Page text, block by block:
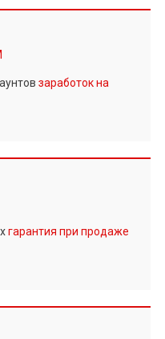
заработок на
гарантия при продаже